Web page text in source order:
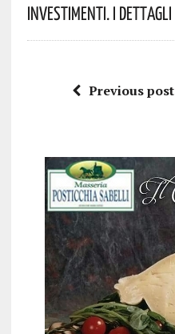
Investimenti. I Dettagli
Previous post